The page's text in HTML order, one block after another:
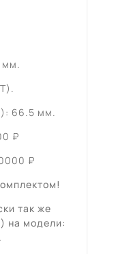
мм.
66.5 мм.
₽
₽
так же
на модели: